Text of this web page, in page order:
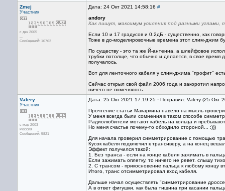
Zmej
Участник
с дек 2005
...
Сообщений: 10762
Дата: 24 Окт 2021 14:58:16 #
andory
Как пишут, максимум усиления под разными углами,
Если 10 и 17 градусов и 0.2дБ - существенно, как
Тоже в до-моделировочные времена этот слим-джим
По существу - это та же Й-антенна, а шлейфовое
трубки потолще, что обычно и делается, в свое
получалось.
Вот для ленточного кабеля у слим-джима "профит"
Сейчас открыл свой файл 2006 года и закоротил
ничего не поменялось.
Valery
Участник
с мар 2003
Россия
Сообщений: 5821
Дата: 25 Окт 2021 17:19:25 · Поправил: Valery (25 Окт
Прочтение статьи Макаркина навело на мысль
У меня всегда были сомнения в таком способе
Радиолюбители мотают кабель на кольца и
Но меня счастье почему-то обходило стороной... :)))
Для начала проверил симметрирование с помощью
Кусок кабеля подключил к трансиверу, а на конец
Эффект получился такой:
1. Без транса - если на конце кабеля зажимать в
Если зажимать оплетку, то ничего не ревет. слышу
2. С трансом - прикосновение пальца к любому концу
Итого, транс отсимметрировал вход кабеля.
Дальше начал осуществлять "симметрирование
А в ответ фигушки, как была тишина при касании